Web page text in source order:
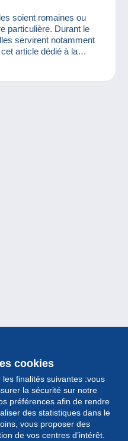
soient romaines ou
particulière. Durant le
servirent notamment
article dédié à la
eu envie de vous
cookies
finalités suivantes :vous
la sécurité sur notre
préférences afin de rendre
des statistiques dans le
vous proposer des
de vos centres d’intérêt.